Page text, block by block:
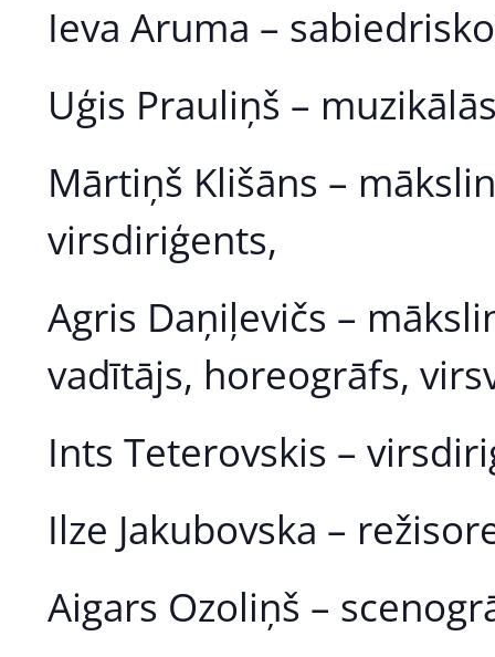
Ieva Aruma –
Uģis Prauliņš –
Mārtiņš Klišāns –
virsdiriģents,
Agris Daņiļevičs –
vadītājs, horeogrāfs,
Ints Teterovskis –
Ilze Jakubovska –
Aigars Ozoliņš –